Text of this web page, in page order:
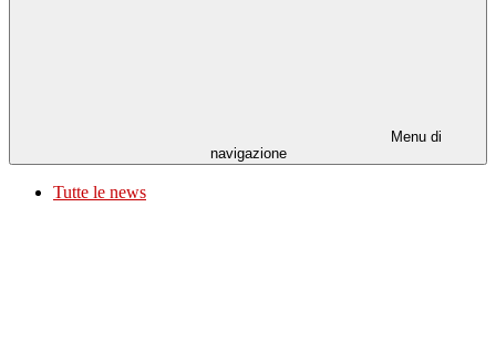
Menu di
navigazione
Tutte le news